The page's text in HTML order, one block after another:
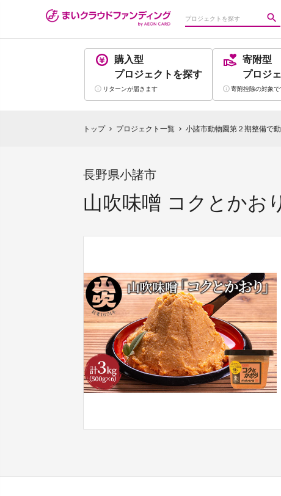
購入型
プロジェクト を探す
リターンが届きます
寄附型
プロジ
寄附控除の対象で
トップ chevron_right プロジェクト一覧 chevron_right 小諸市動物園第２期整備で
長野県小諸市
山吹味噌 コクとかお